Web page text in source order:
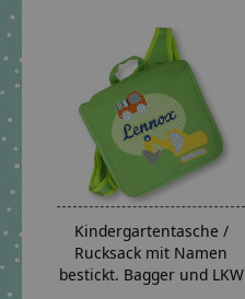
Kindergartentasche /
Rucksack mit Namen
bestickt. Bagger und LKW